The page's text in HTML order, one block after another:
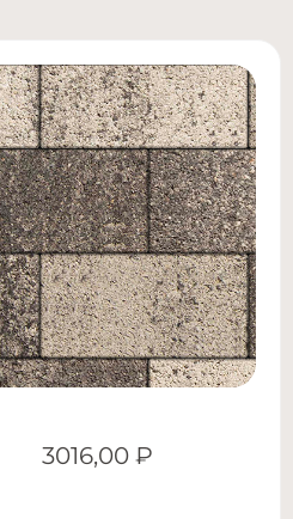
3016,00 ₽